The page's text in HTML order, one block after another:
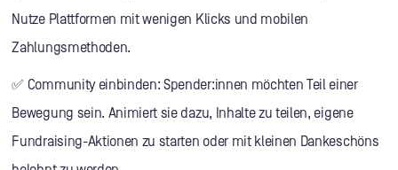
Nutze Plattformen mit wenigen Klicks und mobilen
Zahlungsmethoden.
✅ Community einbinden: Spender:innen möchten Teil einer
Bewegung sein. Animiert sie dazu, Inhalte zu teilen, eigene
Fundraising-Aktionen zu starten oder mit kleinen Dankeschöns